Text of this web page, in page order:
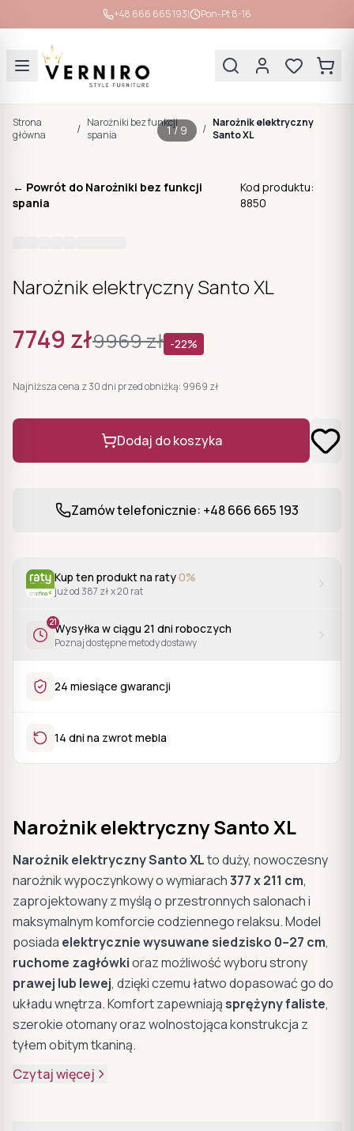
+48 666 665 193| Pon-Pt 8-16
Strona
główna
/ Narożniki bez funkcji
spania
/ Narożnik elektryczny
Santo XL
1/ 9
← Powrót do Narożniki bez funkcji
spania
Kod produktu:
8850
Narożnik elektryczny Santo XL
7749 zł9969zł -22%
Najniższa cena z 30 dni przed obniżką: 9969 zł
Dodaj do koszyka
Zamów telefonicznie: +48 666 665 193
Kup ten produkt na raty0%
już od 387 zł x 20 rat
21Wysyłka w ciągu 21 dni roboczych
Poznaj dostępne metody dostawy
24 miesiące gwarancji
14 dni na zwrot mebla
Narożnik elektryczny Santo XL
Narożnik elektryczny Santo XLto duży, nowoczesny
narożnik wypoczynkowy o wymiarach377 x 211 cm,
zaprojektowany z myślą o przestronnych salonach i
maksymalnym komforcie codziennego relaksu. Model
posiada elektrycznie wysuwane siedzisko 0–27 cm,
ruchome zagłówkioraz możliwość wyboru strony
prawej lub lewej, dzięki czemu łatwo dopasować go do
układu wnętrza. Komfort zapewniająsprężyny faliste,
szerokie otomany oraz wolnostojąca konstrukcja z
tyłem obitym tkaniną.
Czytaj więcej